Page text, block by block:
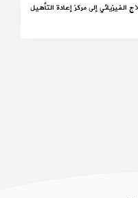
الفيزيائي إلى مركز إعادة التأهيل